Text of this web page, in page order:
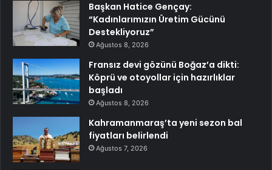
Başkan Hatice Gençay:
“Kadınlarımızın Üretim Gücünü
Destekliyoruz”
Ağustos 8, 2026
Fransız devi gözünü Boğaz’a dikti:
Köprü ve otoyollar için hazırlıklar
başladı
Ağustos 8, 2026
Kahramanmaraş’ta yeni sezon bal
fiyatları belirlendi
Ağustos 7, 2026